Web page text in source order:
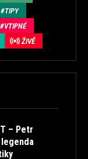
TIPY
VTIPNÉ
ŽIVĚ
– Petr